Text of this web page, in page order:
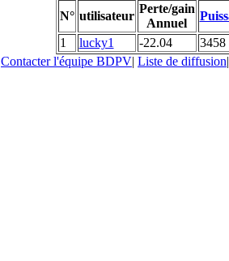
N° utilisateur
Perte/gain
Annuel
1
lucky1 -22.04
3458
Contacter l'équipe BDPV| Liste de diffusion